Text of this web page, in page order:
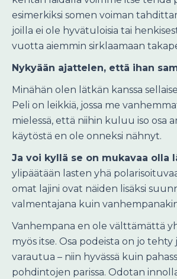
esimerkiksi somen voiman
joilla ei ole hyvätuloisia tai
vuotta aiemmin sirklaamaan
Nykyään ajattelen, että ihan
Minähän olen lätkän kanssa
Peli on leikkiä, jossa me
mielessä, että niihin kuluu iso osa
käytöstä en ole onneksi nähnyt.
Ja voi kyllä se on mukavaa olla
ylipäätään lasten yhä
omat lajini ovat näiden lisäksi
valmentajana kuin
Vanhempana en ole välttämättä
myös itse. Osa podeista on jo
varautua – niin hyvässä kuin
pohdintojen parissa. Odotan